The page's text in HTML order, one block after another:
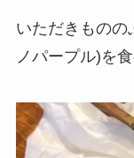
いただきものの
ノパープル)を食